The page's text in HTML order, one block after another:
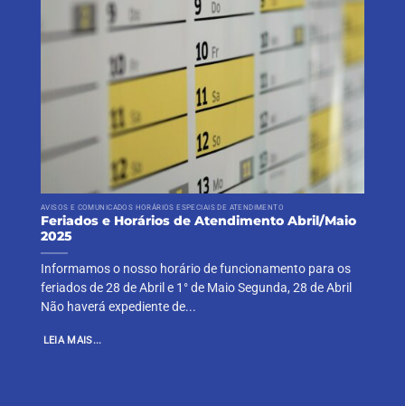
AVISOS E COMUNICADOS HORÁRIOS ESPECIAIS DE ATENDIMENTO
Feriados e Horários de Atendimento Abril/Maio
2025
Informamos o nosso horário de funcionamento para os
feriados de 28 de Abril e 1° de Maio Segunda, 28 de Abril
Não haverá expediente de...
LEIA MAIS...